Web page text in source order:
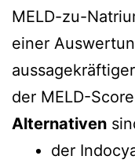
MELD-zu-
einer
der MELD-Score
Alternativen
der